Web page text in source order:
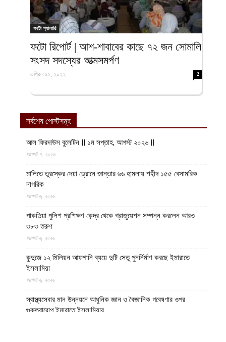
ফটো গ্যালারি
ফটো রিপোর্ট | আশ-শাবাবের কাছে ৭২ জন সোমালি
সংসদ সদস্যের আত্মসমর্পণ
এপ্রিল ১২, ২০২২ 2
সর্বশেষ পোস্টসমূহ
আল ফিরদাউস বুলেটিন || ১ম সপ্তাহ, আগস্ট ২০২৬ ||
আগস্ট ৭, ২০২৬
মালিতে তুরস্কের দেয়া ড্রোনে জান্তার ৬৬ হামলায় শহীদ ১৫৫ বেসামরিক
নাগরিক
আগস্ট ৬, ২০২৬
পাকতিয়া পুলিশ প্রশিক্ষণ কেন্দ্র থেকে গ্রাজুয়েশন সম্পন্ন করলেন আরও
৩৮৩ তরুণ
আগস্ট ৬, ২০২৬
কুন্দুজে ১২ মিলিয়ন আফগানি ব্যয়ে দুটি সেতু পুনর্নির্মাণ করছে ইমারাতে
ইসলামিয়া
আগস্ট ৬, ২০২৬
স্বাস্থ্যসেবার মান উন্নয়নে আধুনিক জ্ঞান ও বৈজ্ঞানিক গবেষণার ওপর
গুরুত্বারোপ ইমারাতে ইসলামিয়ার